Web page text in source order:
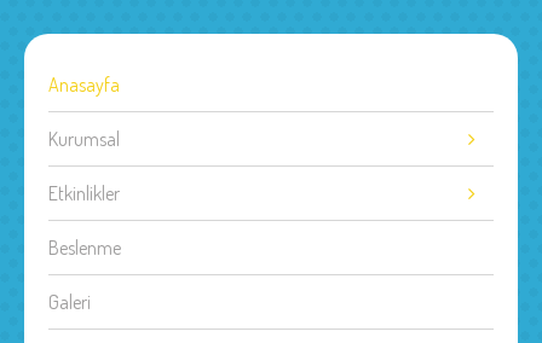
Anasayfa
Kurumsal
Etkinlikler
Beslenme
Galeri